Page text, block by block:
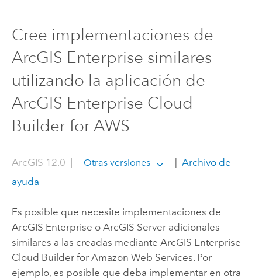
Cree implementaciones de
ArcGIS Enterprise similares
utilizando la aplicación de
ArcGIS Enterprise Cloud
Builder for AWS
ArcGIS 12.0 Otras versiones
Archivo de
ayuda
Es posible que necesite implementaciones de
ArcGIS Enterprise o ArcGIS Serveradicionales
similares a las creadas mediante ArcGIS Enterprise
Cloud Builder for Amazon Web Services. Por
ejemplo, es posible que deba implementar en otra